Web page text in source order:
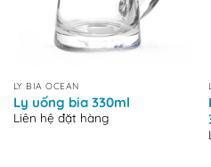
LY BIA OCEAN
Ly uống bia 330ml
Liên hệ đặt hàng